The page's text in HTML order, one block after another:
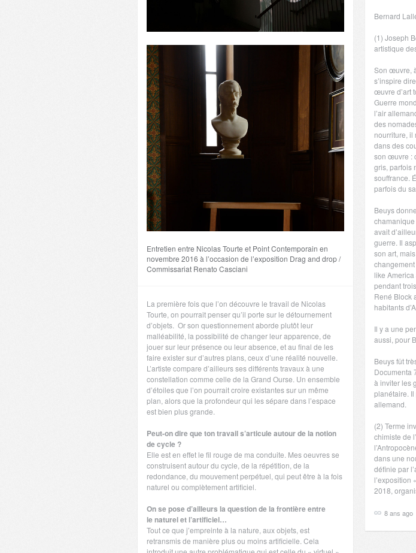
Bernard
(1) Joseph
artistique
Son œuvre,
s’inspire
œuvre d’art
Guerre
l’air
des
nourriture, il
dans des
son œuvre :
gris, parfois
souffrance.
parfois du
Beuys
avait
guerre. Il
son art,
like
pendant
René Block
habitants
Il y a une
aussi, pour
Beuys fût
Documenta
à inviter les
planétaire.
allemand.
(2) Terme
chimiste de
dans une
définie par
l’exposition
2018,
8 ans ago
Entretien entre Nicolas Tourte et Point Contemporain en
novembre 2016 à l’occasion de l’exposition Drag and drop /
Commissariat Renato Casciani
La première fois que l’on découvre le travail de Nicolas
Tourte, on pourrait penser qu’il porte sur le détournement
d’objets. Or son questionnement aborde plutôt leur
malléabilité, la possibilité de changer leur apparence, de
jouer sur leur présence ou leur absence, et au final de les
faire exister sur d’autres plans, ceux d’une réalité nouvelle.
L’artiste compare d’ailleurs ses différents travaux à une
constellation comme celle de la Grand Ourse. Un ensemble
d’étoiles que l’on pourrait croire existantes sur un même
plan, alors que la profondeur qui les sépare dans l’espace
est bien plus grande.
Peut-on dire que ton travail s’articule autour de la notion
de cycle ?
Elle est en effet le fil rouge de ma conduite. Mes oeuvres se
construisent autour du cycle, de la répétition, de la
redondance, du mouvement perpétuel, qui peut être à la fois
naturel ou complètement artificiel.
On se pose d’ailleurs la question de la frontière entre
le naturel et l’artificiel…
Tout ce que j’empreinte à la nature, aux objets, est
retransmis de manière plus ou moins artificielle. Cela